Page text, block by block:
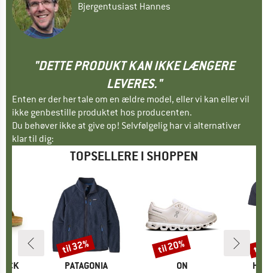
Bjergentusiast Hannes
"DETTE PRODUKT KAN IKKE LÆNGERE
LEVERES."
Enten er der her tale om en ældre model, eller vi kan eller vil
ikke genbestille produktet hos producenten.
Du behøver ikke at give op! Selvfølgelig har vi alternativer
klar til dig:
TOPSELLERE I SHOPPEN
MÆRKE
PATAGONIA
Rabat
til 32%
MÆRKE
ON
Rabat
til 20% til